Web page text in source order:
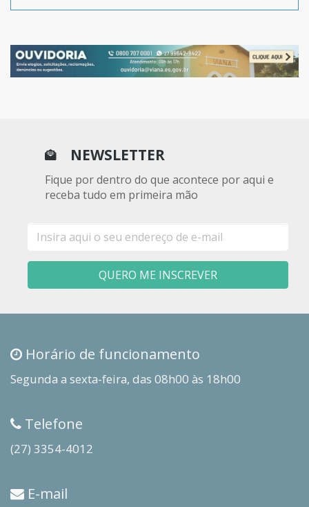
NEWSLETTER
Fique por dentro do que acontece por aqui e
receba tudo em primeira mão
mail
QUERO ME INSCREVER
Horário de funcionamento
Segunda a sexta-feira, das 08h00 às 18h00
Telefone
(27) 3354-4012
E-mail